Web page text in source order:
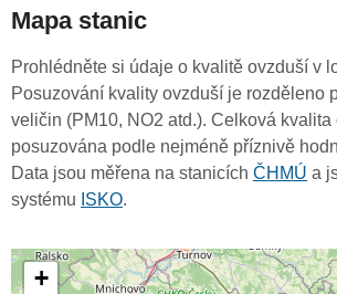
Mapa stanic
Prohlédněte si údaje o kvalitě ovzduší v
Posuzování kvality ovzduší je rozděleno
veličin (PM10, NO2 atd.). Celková kvalita
posuzována podle nejméně příznivě
Data jsou měřena na stanicích ČHMÚ a
systému ISKO.
+